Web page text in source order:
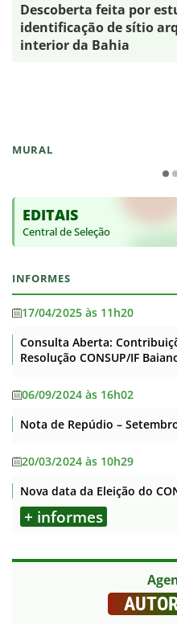
MURAL
EDITAIS
Central de Seleção
INFORMES
17/04/2025 às 11h20
Consulta Aberta:
Resolução CONSUP/IF
06/09/2024 às 16h02
Nota de Repúdio –
20/03/2024 às 10h29
Nova data da Eleição do
+ informes
Descoberta feita por
identificação de sítio
interior da Bahia